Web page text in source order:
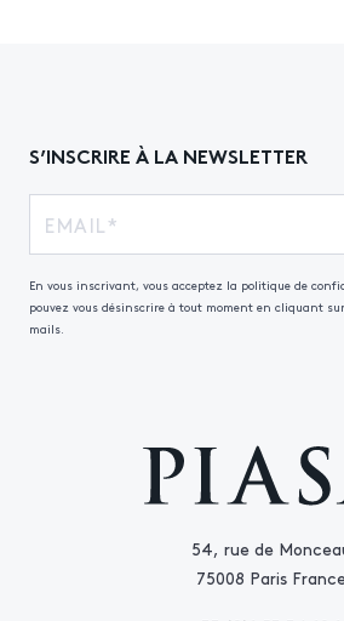
54, rue de
75008 Paris
S’INSCRIRE À LA NEWSLETTER
En vous inscrivant, vous acceptez la politique de
pouvez vous désinscrire à tout moment en cliquant
mails.